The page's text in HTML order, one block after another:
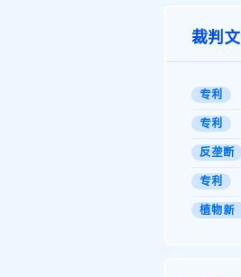
裁判
专利
专利
反垄断
专利
植物新